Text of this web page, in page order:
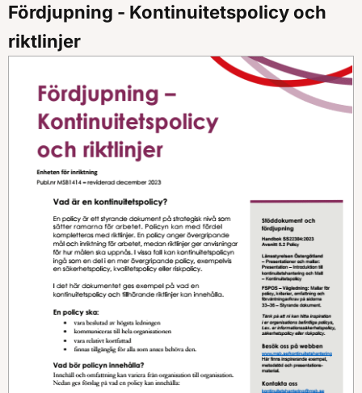
Fördjupning - Kontinuitetspolicy och
riktlinjer